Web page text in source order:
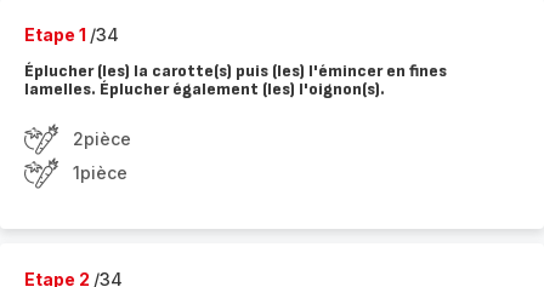
Etape 1 /34
Éplucher (les) la carotte(s) puis (les) l'émincer en fines
lamelles. Éplucher également (les) l'oignon(s).
2pièce
1pièce
Etape 2 /34